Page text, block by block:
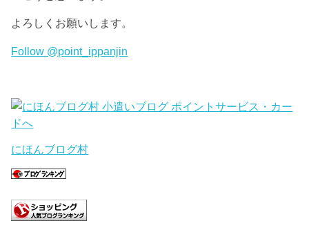
よろしくお願いします。
Follow @point_ippanjin
にほんブログ村